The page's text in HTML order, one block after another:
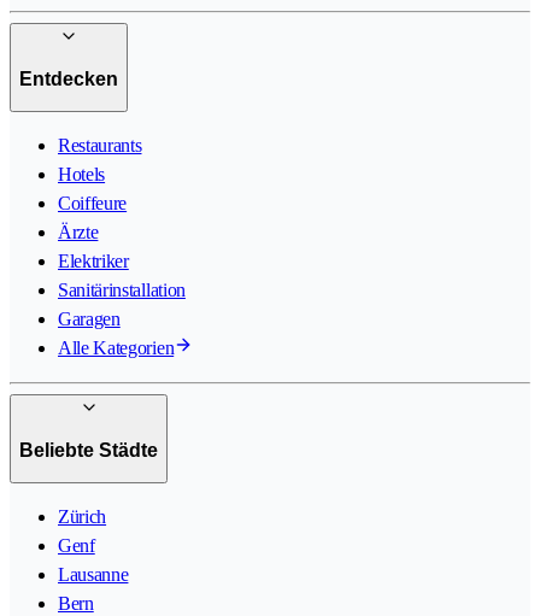
Entdecken
Restaurants
Hotels
Coiffeure
Ärzte
Elektriker
Sanitärinstallation
Garagen
Alle Kategorien
Beliebte Städte
Zürich
Genf
Lausanne
Bern